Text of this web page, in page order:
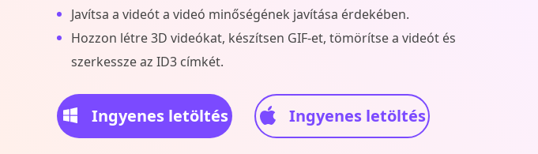
Javítsa a videót a videó minőségének javítása érdekében.
Hozzon létre 3D videókat, készítsen GIF-et, tömörítse a videót és
szerkessze az ID3 címkét.
Ingyenes letöltés Ingyenes letöltés